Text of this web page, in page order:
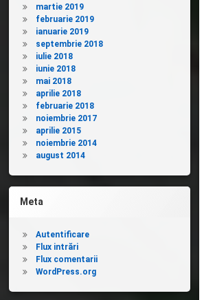
martie 2019
februarie 2019
ianuarie 2019
septembrie 2018
iulie 2018
iunie 2018
mai 2018
aprilie 2018
februarie 2018
noiembrie 2017
aprilie 2015
noiembrie 2014
august 2014
Meta
Autentificare
Flux intrări
Flux comentarii
WordPress.org